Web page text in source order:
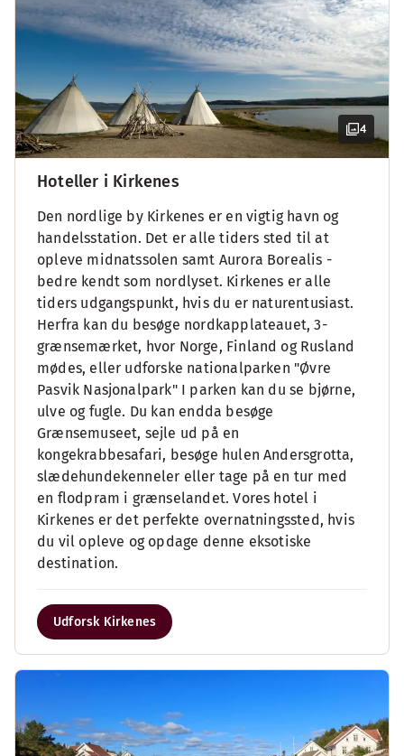
4
Hoteller i Kirkenes
Den nordlige by Kirkenes er en vigtig havn og
handelsstation. Det er alle tiders sted til at
opleve midnatssolen samt Aurora Borealis -
bedre kendt som nordlyset. Kirkenes er alle
tiders udgangspunkt, hvis du er naturentusiast.
Herfra kan du besøge nordkapplateauet, 3-
grænsemærket, hvor Norge, Finland og Rusland
mødes, eller udforske nationalparken "Øvre
Pasvik Nasjonalpark" I parken kan du se bjørne,
ulve og fugle. Du kan endda besøge
Grænsemuseet, sejle ud på en
kongekrabbesafari, besøge hulen Andersgrotta,
slædehundekenneler eller tage på en tur med
en flodpram i grænselandet. Vores hotel i
Kirkenes er det perfekte overnatningssted, hvis
du vil opleve og opdage denne eksotiske
destination.
Udforsk Kirkenes